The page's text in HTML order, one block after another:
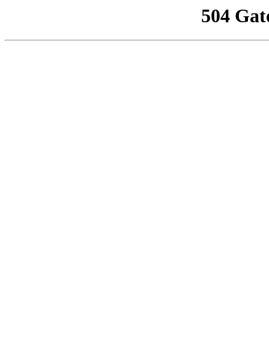
504